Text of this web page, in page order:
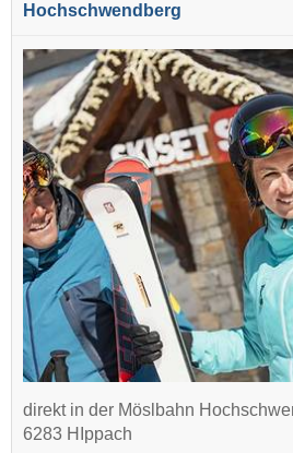
Hochschwendberg
direkt in der Möslbahn
6283 HIppach